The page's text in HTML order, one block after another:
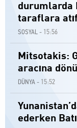
durumlarda
taraflara
SOSYAL - 15:56
Mitsotakis:
aracına
DÜNYA - 15:52
ederken